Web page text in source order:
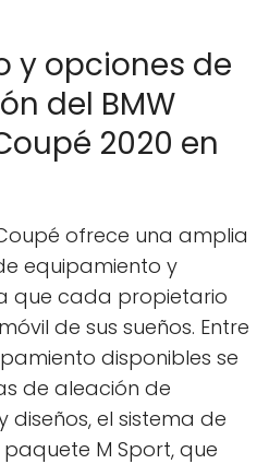
y opciones de
del BMW
2020 en
ofrece una amplia
equipamiento y
que cada propietario
de sus sueños. Entre
disponibles se
de aleación de
el sistema de
M Sport, que